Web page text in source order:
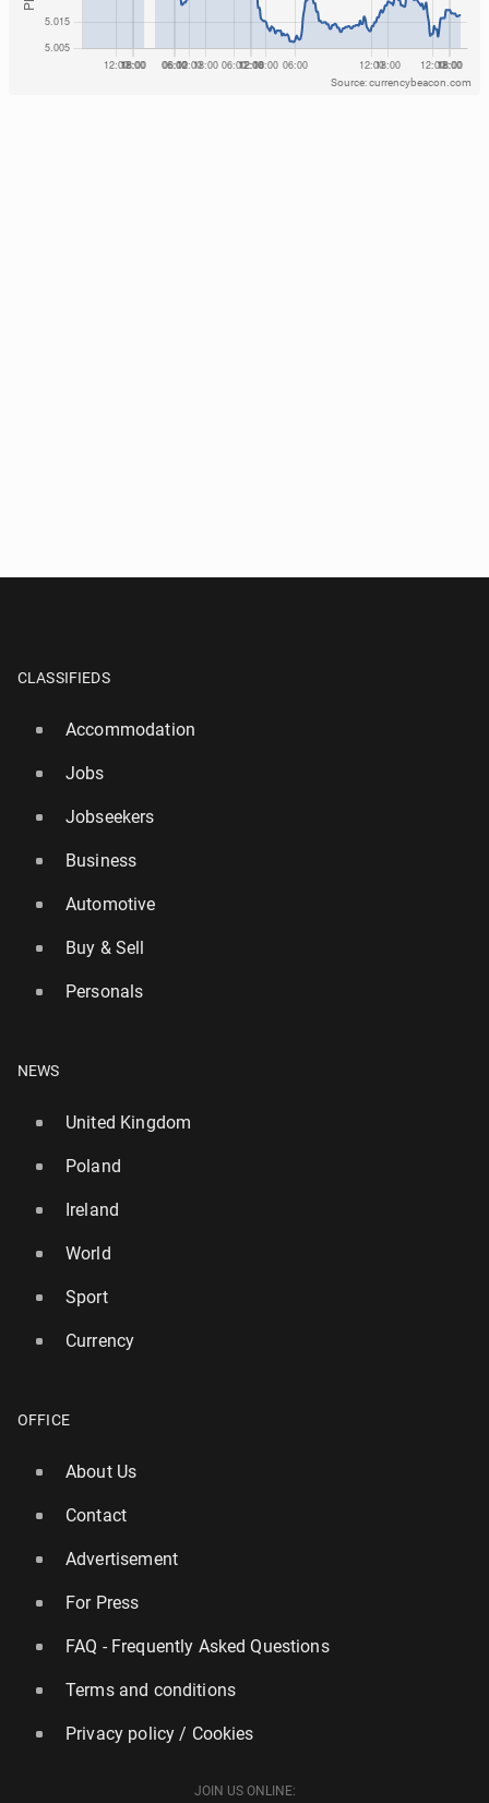
Source: currencybeacon.com
CLASSIFIEDS
Accommodation
Jobs
Jobseekers
Business
Automotive
Buy & Sell
Personals
NEWS
United Kingdom
Poland
Ireland
World
Sport
Currency
OFFICE
About Us
Contact
Advertisement
For Press
FAQ - Frequently Asked Questions
Terms and conditions
Privacy policy / Cookies
JOIN US ONLINE: